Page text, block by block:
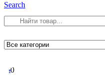
Search
00